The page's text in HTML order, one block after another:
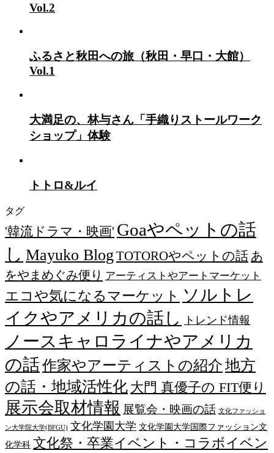
Vol.2
ふるさと秋田への旅（秋田・早口・大館）
Vol.1
大満足の、林与さん「手織りストールワーク
ショップ」体験
トトロ&ルイ
タグ
'韓流ドラマ・映画' Goaやペットの話
し Mayuko Blog TOTOROやペットの話 あ
をやまめぐみ便り アーティストやアートマーケット
エコや気になるマーケット ソルトレ
イクやアメリカの話し
トレンド情報
ノースキャロライナやアメリカ
の話作家やアーティストの紹介地方
の話・地域活性化 大門 真優子の FIT便り
展示会取材情報 展覧会・映画の話 文化ファッショ
ン大学院大学(BFGU) 文化学園大学 文化学園大学国際ファッション文
化学科 文化祭・卒業イベント・コラボイベン